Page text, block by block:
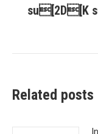
su[2D[K
Related posts